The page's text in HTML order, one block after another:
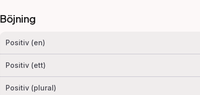
Böjning
Positiv (en)
Positiv (ett)
Positiv (plural)